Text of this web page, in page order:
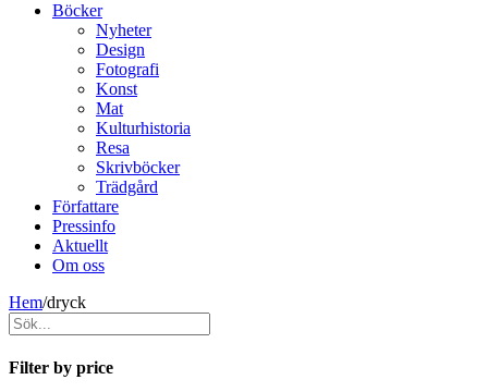
Böcker
Nyheter
Design
Fotografi
Konst
Mat
Kulturhistoria
Resa
Skrivböcker
Trädgård
Författare
Pressinfo
Aktuellt
Om oss
Hem/dryck
Filter by price